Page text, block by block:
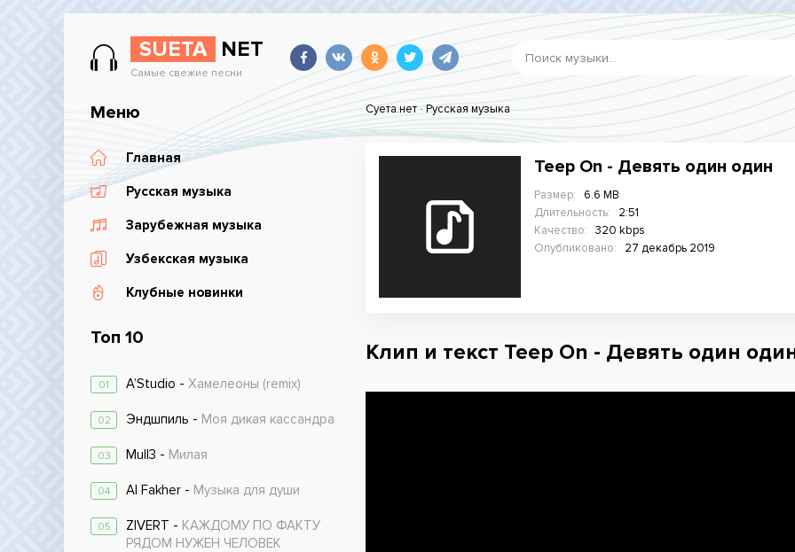
SUETA NET
Самые свежие песни
Меню
Главная
Русская музыка
Зарубежная музыка
Узбекская музыка
Клубные новинки
Топ 10
01 A’Studio - Хамелеоны (remix)
02 Эндшпиль - Моя дикая кассандра
03 Mull3 - Милая
04 Al Fakher - Музыка для души
05 ZIVERT - КАЖДОМУ ПО ФАКТУ
РЯДОМ НУЖЕН ЧЕЛОВЕК
Суета.нет-Русская музыка
Teep On - Девять один один
Размер:
6.6 MB
Длительность:
2:51
Качество:
320 kbps
Опубликовано:
27 декабрь 2019
Клип и текст Teep On - Девять один